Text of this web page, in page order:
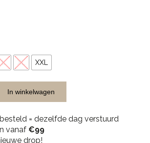
L XL XXL
In winkelwagen
besteld = dezelfde dag verstuurd
vanaf €99
drop!